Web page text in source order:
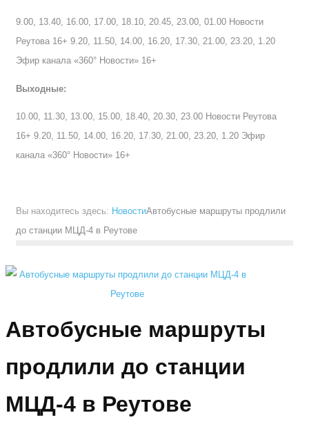
9.00, 13.40, 16.00, 17.00, 18.10, 20.45, 23.00, 01.00 Новости
Реутова 16+ 9.20, 11.50, 14.00, 16.20, 17.30, 21.00, 23.20, 1.20
Эфир канала «360° Новости» 16+
Выходные:
10.00, 11.30, 13.00, 15.00, 18.40, 20.30, 23.00 Новости Реутова
16+ 9.20, 11.50, 14.00, 16.20, 17.30, 21.00, 23.20, 1.20 Эфир
канала «360° Новости» 16+
Вы находитесь здесь: НовостиАвтобусные маршруты продлили
до станции МЦД-4 в Реутове
Автобусные маршруты
продлили до станции
МЦД-4 в Реутове